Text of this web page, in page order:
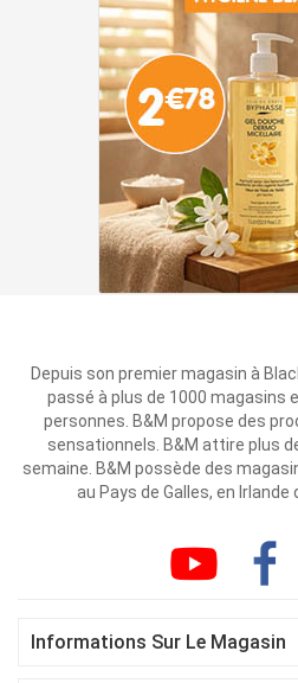
Depuis son premier magasin à
passé à plus de 1000 magasins
personnes. B&M propose des
sensationnels. B&M attire plus
semaine. B&M possède des
au Pays de Galles, en Irlande
Informations Sur Le Magasin